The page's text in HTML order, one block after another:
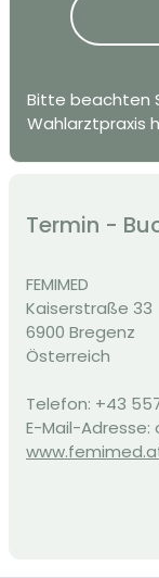
Bitte beachten
Wahlarztpraxis
Termin -
FEMIMED
Kaiserstraße 33
6900 Bregenz
Österreich
Telefon: +43
E-Mail-